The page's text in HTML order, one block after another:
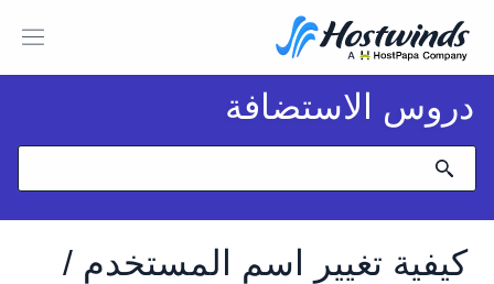
دروس الاستضافة
كيفية تغيير اسم المستخدم /